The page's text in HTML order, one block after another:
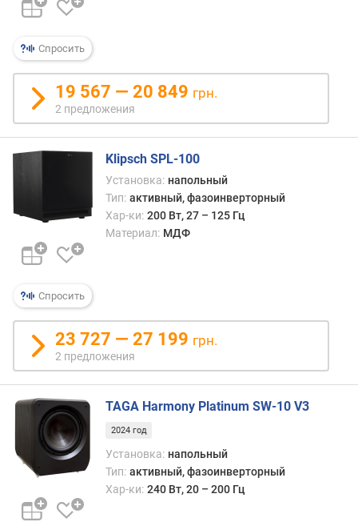
Спросить
19 567 — 20 849 грн.
2 предложения
Спросить
Klipsch SPL-100
Установка: напольный
Тип: активный, фазоинверторный
Хар-ки: 200 Вт, 27 – 125 Гц
Материал: МДФ
23 727 — 27 199 грн.
2 предложения
TAGA Harmony Platinum SW-10 V3
2024 год
Установка: напольный
Тип: активный, фазоинверторный
Хар-ки: 240 Вт, 20 – 200 Гц